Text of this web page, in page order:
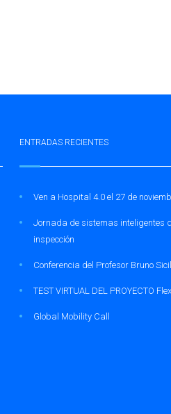
ENTRADAS RECIENTES
Ven a Hospital 4.0 el 27 de
Jornada de sistemas inteligentes
inspección
Conferencia del Profesor Bruno
TEST VIRTUAL DEL PROYECTO
Global Mobility Call